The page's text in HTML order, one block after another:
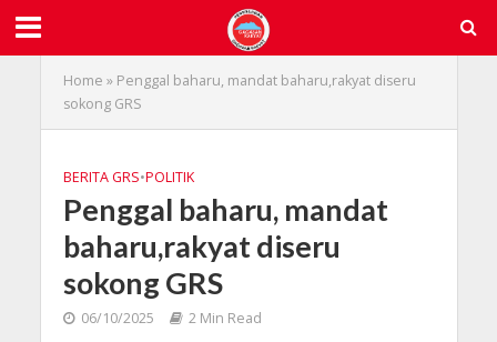
Home » Penggal baharu, mandat baharu,rakyat diseru
sokong GRS
BERITA GRS•POLITIK
Penggal baharu, mandat
baharu,rakyat diseru
sokong GRS
06/10/2025 2 Min Read